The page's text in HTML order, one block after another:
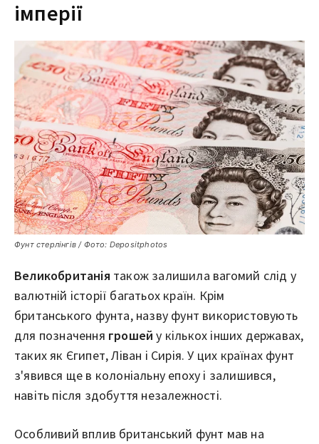
імперії
Фунт стерлінгів / Фото: Depositphotos
Великобританія також залишила вагомий слід у
валютній історії багатьох країн. Крім
британського фунта, назву фунт використовують
для позначення грошей у кількох інших державах,
таких як Єгипет, Ліван і Сирія. У цих країнах фунт
з'явився ще в колоніальну епоху і залишився,
навіть після здобуття незалежності.
Особливий вплив британський фунт мав на